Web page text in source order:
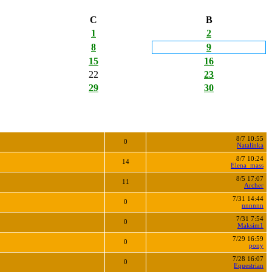
С
В
1
2
8
9
15
16
22
23
29
30
0
8/7 10:55
Natalinka
14
8/7 10:24
Elena_mass
11
8/5 17:07
Archer
0
7/31 14:44
nnnnnn
0
7/31 7:54
Maksim1
0
7/29 16:59
pony
0
7/28 16:07
Equestrian